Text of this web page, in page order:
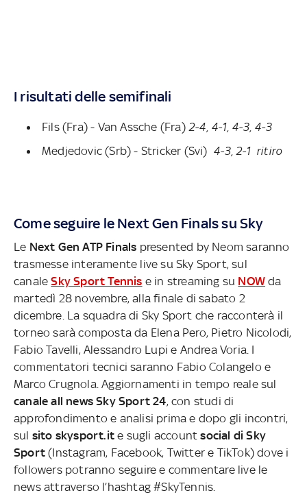
I risultati delle semifinali
Fils (Fra) - Van Assche (Fra) 2-4, 4-1, 4-3, 4-3
Medjedovic (Srb) - Stricker (Svi) 4-3, 2-1 ritiro
Come seguire le Next Gen Finals su Sky
Le Next Gen ATP Finals presented by Neom saranno
trasmesse interamente live su Sky Sport, sul
canaleSky Sport Tennis e in streaming su NOW da
martedì 28 novembre, alla finale di sabato 2
dicembre. La squadra di Sky Sport che racconterà il
torneo sarà composta da Elena Pero, Pietro Nicolodi,
Fabio Tavelli, Alessandro Lupi e Andrea Voria. I
commentatori tecnici saranno Fabio Colangelo e
Marco Crugnola. Aggiornamenti in tempo reale sul
canale all news Sky Sport 24, con studi di
approfondimento e analisi prima e dopo gli incontri,
sul sito skysport.it e sugli accountsocial di Sky
Sport(Instagram, Facebook, Twitter e TikTok) dove i
followers potranno seguire e commentare live le
news attraverso l’hashtag #SkyTennis.